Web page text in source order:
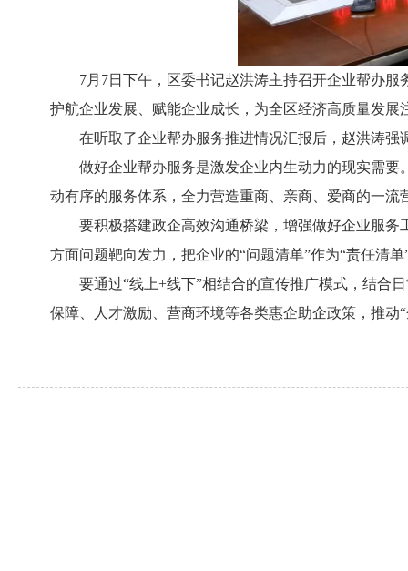
7月7日下午，区委书记赵洪涛主持召开企业帮办
护航企业发展、赋能企业成长，为全区经济高质量发
在听取了企业帮办服务推进情况汇报后，赵洪涛
做好企业帮办服务是激发企业内生动力的现实需
动有序的服务体系，全力营造重商、亲商、爱商的一
要积极搭建政企高效沟通桥梁，增强做好企业服
方面问题靶向发力，把企业的“问题清单”作为“责任清
要通过“线上+线下”相结合的宣传推广模式，结合
保障、人才激励、营商环境等各类惠企助企政策，推动